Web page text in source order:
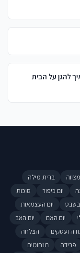
להגן על הבית
ברית מילה
יום כיפור
סוכות
בשבט
יום העצמאות
יום האם
יום האב
ועסקים
הצלחה
פרידה
תנחומים